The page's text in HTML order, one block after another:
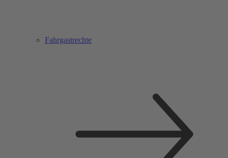
Fahrgastrechte